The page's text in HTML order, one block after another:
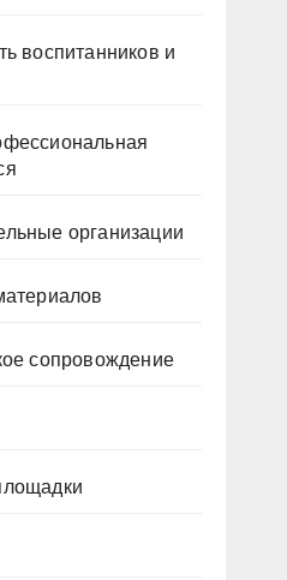
воспитанников и
организации
сопровождение